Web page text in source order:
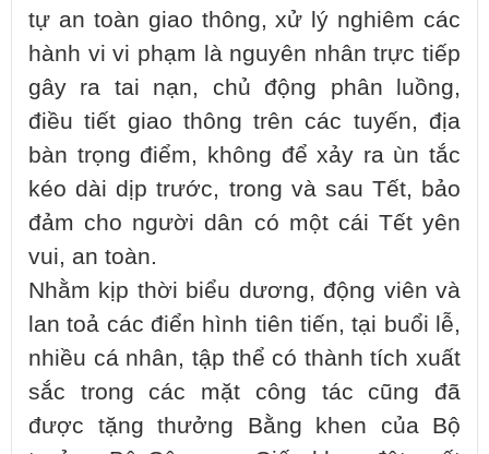
tự an toàn giao thông, xử lý nghiêm các
hành vi vi phạm là nguyên nhân trực tiếp
gây ra tai nạn, chủ động phân luồng,
điều tiết giao thông trên các tuyến, địa
bàn trọng điểm, không để xảy ra ùn tắc
kéo dài dịp trước, trong và sau Tết, bảo
đảm cho người dân có một cái Tết yên
vui, an toàn.
Nhằm kịp thời biểu dương, động viên và
lan toả các điển hình tiên tiến, tại buổi lễ,
nhiều cá nhân, tập thể có thành tích xuất
sắc trong các mặt công tác cũng đã
được tặng thưởng Bằng khen của Bộ